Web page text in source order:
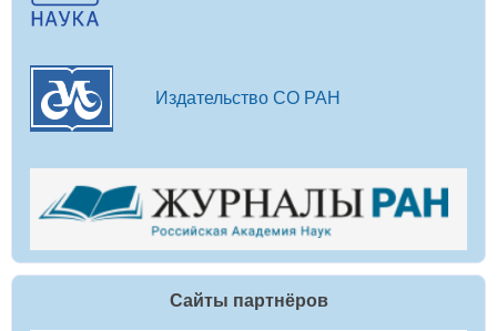
Издательство СО РАН
Сайты партнёров